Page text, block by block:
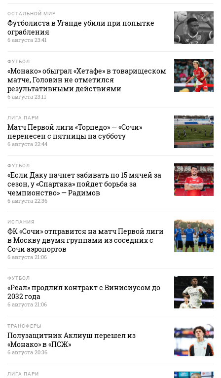
ОСТАЛЬНОЙ МИР
Футболиста в Уганде убили при попытке
ограбления
6 августа 23:41
ФУТБОЛ
«Монако» обыграл «Хетафе» в товарищеском
матче, Головин не отметился
результативными действиями
6 августа 23:11
ЛИГА ПАРИ
Матч Первой лиги «Торпедо» — «Сочи»
перенесен с пятницы на субботу
6 августа 22:44
ФУТБОЛ
«Если Даку начнет забивать по 15 мячей за
сезон, у «Спартака» пойдет борьба за
чемпионство» — Радимов
6 августа 22:36
ИСПАНИЯ
ФК «Сочи» отправится на матч Первой лиги
в Москву двумя группами из соседних с
Сочи аэропортов
6 августа 21:06
ФУТБОЛ
«Реал» продлил контракт с Винисиусом до
2032 года
6 августа 21:06
ТРАНСФЕРЫ
Полузащитник Аклиуш перешел из
«Монако» в «ПСЖ»
6 августа 20:36
ЛИГА ПАРИ